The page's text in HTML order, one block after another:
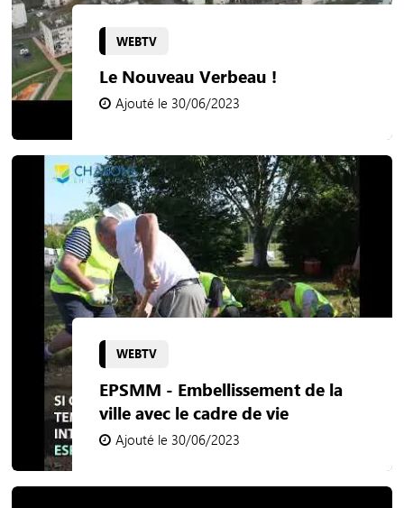
WEBTV
Le Nouveau Verbeau !
Ajouté le 30/06/2023
WEBTV
EPSMM - Embellissement de la
ville avec le cadre de vie
Ajouté le 30/06/2023